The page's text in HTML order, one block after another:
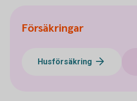
Försäkringar
Husförsäkring